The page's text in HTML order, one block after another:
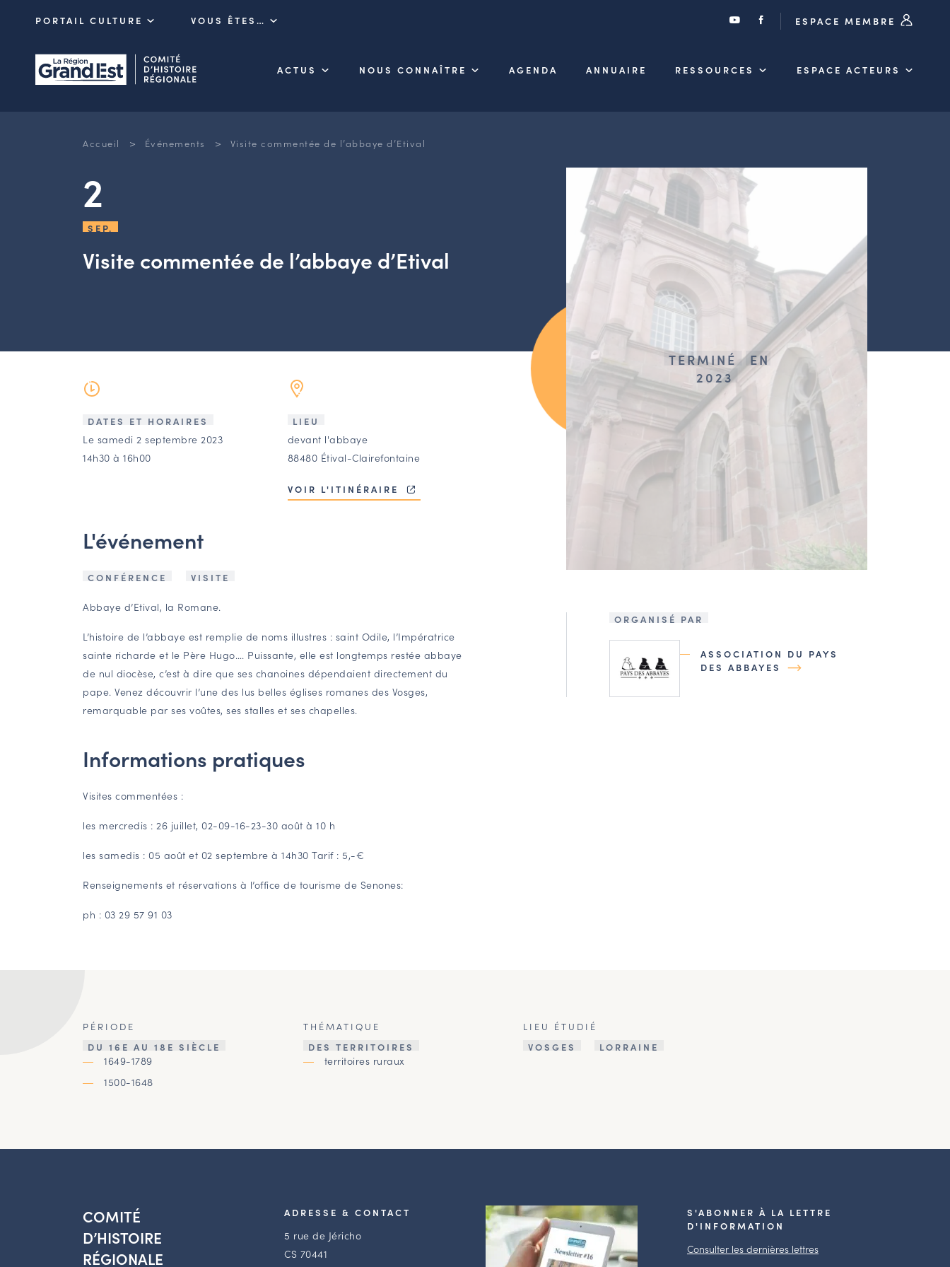
PORTAIL CULTURE VOUS ÊTES… ESPACE MEMBRE
ACTUS NOUS CONNAÎTRE AGENDA ANNUAIRE RESSOURCES ESPACE ACTEURS
Accueil > Événements > Visite commentée de l’abbaye d’Etival
2
SEP.
Visite commentée de l’abbaye d’Etival
DATES ET HORAIRES
Le samedi 2 septembre 2023
14h30 à 16h00
LIEU
devant l'abbaye
88480 Étival-Clairefontaine
VOIR L'ITINÉRAIRE
L'événement
CONFÉRENCE VISITE
Abbaye d’Etival, la Romane.
L’histoire de l’abbaye est remplie de noms illustres : saint Odile, l’Impératrice
sainte richarde et le Père Hugo…. Puissante, elle est longtemps restée abbaye
de nul diocèse, c’est à dire que ses chanoines dépendaient directement du
pape. Venez découvrir l’une des lus belles églises romanes des Vosges,
remarquable par ses voûtes, ses stalles et ses chapelles.
Informations pratiques
Visites commentées :
les mercredis : 26 juillet, 02-09-16-23-30 août à 10 h
les samedis : 05 août et 02 septembre à 14h30 Tarif : 5,-€
Renseignements et réservations à l’office de tourisme de Senones:
ph : 03 29 57 91 03
TERMINÉ
EN
2023
ORGANISÉ PAR
ASSOCIATION DU PAYS
DES ABBAYES
PÉRIODE
DU 16E AU 18E SIÈCLE
1649-1789
1500-1648
THÉMATIQUE
DES TERRITOIRES
territoires ruraux
LIEU ÉTUDIÉ
VOSGES
LORRAINE
COMITÉ
D’HISTOIRE
RÉGIONALE
ADRESSE & CONTACT
5 rue de Jéricho
CS 70441
S'ABONNER À LA LETTRE
D'INFORMATION
Consulter les dernières lettres